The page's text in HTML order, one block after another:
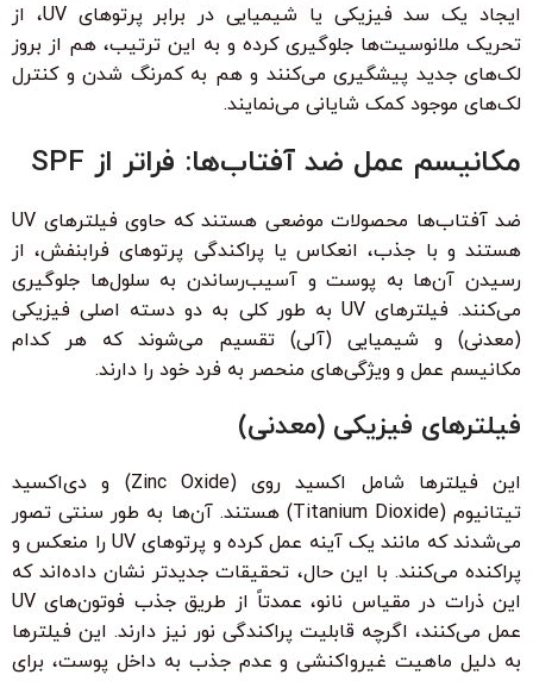
ایجاد یک سد فیزیکی یا شیمیایی در برابر پرتوهای UV، از
تحریک ملانوسیت‌ها جلوگیری کرده و به این ترتیب، هم از بروز
لک‌های جدید پیشگیری می‌کنند و هم به کمرنگ شدن و کنترل
لک‌های موجود کمک شایانی می‌نمایند.
مکانیسم عمل ضد آفتاب‌ها: فراتر از SPF
ضد آفتاب‌ها محصولات موضعی هستند که حاوی فیلترهای UV
هستند و با جذب، انعکاس یا پراکندگی پرتوهای فرابنفش، از
رسیدن آن‌ها به پوست و آسیب‌رساندن به سلول‌ها جلوگیری
می‌کنند. فیلترهای UV به طور کلی به دو دسته اصلی فیزیکی
(معدنی) و شیمیایی (آلی) تقسیم می‌شوند که هر کدام
مکانیسم عمل و ویژگی‌های منحصر به فرد خود را دارند.
فیلترهای فیزیکی (معدنی)
این فیلترها شامل اکسید روی (Zinc Oxide) و دی‌اکسید
تیتانیوم (Titanium Dioxide) هستند. آن‌ها به طور سنتی تصور
می‌شدند که مانند یک آینه عمل کرده و پرتوهای UV را منعکس و
پراکنده می‌کنند. با این حال، تحقیقات جدیدتر نشان داده‌اند که
این ذرات در مقیاس نانو، عمدتاً از طریق جذب فوتون‌های UV
عمل می‌کنند، اگرچه قابلیت پراکندگی نور نیز دارند. این فیلترها
به دلیل ماهیت غیرواکنشی و عدم جذب به داخل پوست، برای